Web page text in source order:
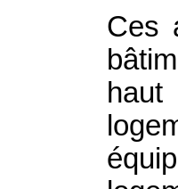
Ces